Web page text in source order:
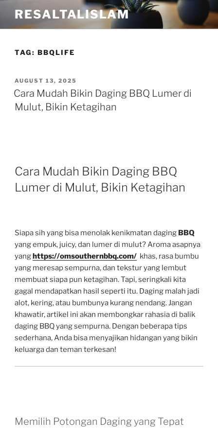
content
RESALTALISLAM
TAG: BBQLIFE
POSTED
ON
AUGUST 13, 2025
Cara Mudah Bikin Daging BBQ Lumer di
Mulut, Bikin Ketagihan
Cara Mudah Bikin Daging BBQ
Lumer di Mulut, Bikin Ketagihan
Siapa sih yang bisa menolak kenikmatan daging BBQ
yang empuk, juicy, dan lumer di mulut? Aroma asapnya
yanghttps://omsouthernbbq.com/ khas, rasa bumbu
yang meresap sempurna, dan tekstur yang lembut
membuat siapa pun ketagihan. Tapi, seringkali kita
gagal mendapatkan hasil seperti itu. Daging malah jadi
alot, kering, atau bumbunya kurang nendang. Jangan
khawatir, artikel ini akan membongkar rahasia di balik
daging BBQ yang sempurna. Dengan beberapa tips
sederhana, Anda bisa menyajikan hidangan yang bikin
keluarga dan teman terkesan!
Memilih Potongan Daging yang Tepat